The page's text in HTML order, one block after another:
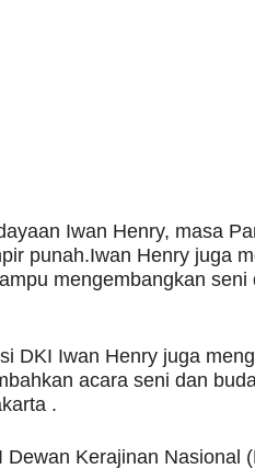
Iwan Henry, masa
punah.Iwan Henry juga
mengembangkan seni
DKI Iwan Henry juga
acara seni dan
.
Kerajinan Nasional